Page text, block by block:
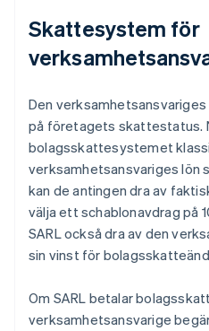
Skattesystem för
Den
på företagets skattestatus.
bolagsskattesystemet
verksamhetsansvariges lön
kan de antingen dra av
välja ett schablonavdrag på
SARL också dra av den
sin vinst för
Om SARL betalar
verksamhetsansvarige